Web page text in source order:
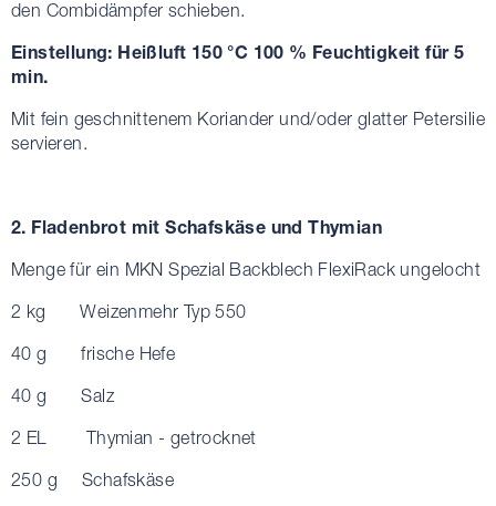
den Combidämpfer schieben.
Einstellung: Heißluft 150 °C 100 % Feuchtigkeit für 5
min.
Mit fein geschnittenem Koriander und/oder glatter Petersilie
servieren.
2. Fladenbrot mit Schafskäse und Thymian
Menge für ein MKN Spezial Backblech FlexiRack ungelocht
2 kg Weizenmehr Typ 550
40 g frische Hefe
40 g Salz
2 EL Thymian - getrocknet
250 g Schafskäse